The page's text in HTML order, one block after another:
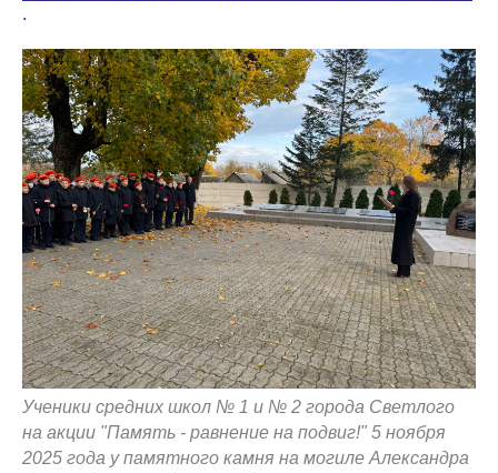
.
Ученики средних школ № 1 и № 2 города Светлого
на акции "Память - равнение на подвиг!" 5 ноября
2025 года у памятного камня на могиле Александра